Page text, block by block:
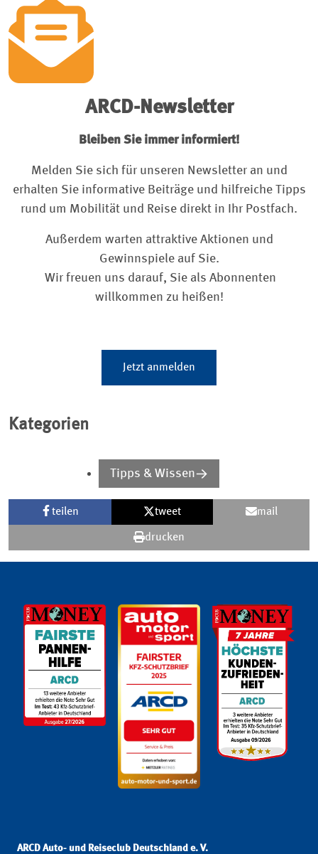
ARCD-Newsletter
Bleiben Sie immer informiert!
Melden Sie sich für unseren Newsletter an und
erhalten Sie informative Beiträge und hilfreiche Tipps
rund um Mobilität und Reise direkt in Ihr Postfach.
Außerdem warten attraktive Aktionen und
Gewinnspiele auf Sie.
Wir freuen uns darauf, Sie als Abonnenten
willkommen zu heißen!
Jetzt anmelden
Kategorien
Tipps & Wissen
teilen tweet mail
drucken
ARCD Auto- und Reiseclub Deutschland e. V.